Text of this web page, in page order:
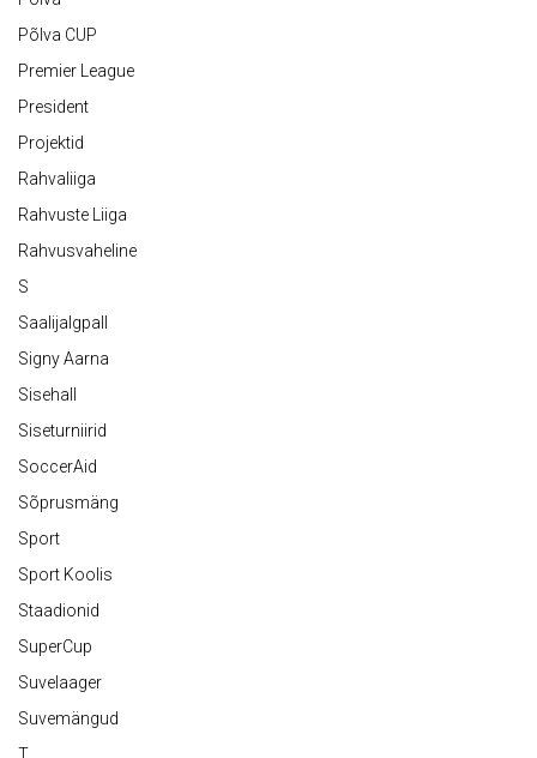
Põlva CUP
Premier League
President
Projektid
Rahvaliiga
Rahvuste Liiga
Rahvusvaheline
S
Saalijalgpall
Signy Aarna
Sisehall
Siseturniirid
SoccerAid
Sõprusmäng
Sport
Sport Koolis
Staadionid
SuperCup
Suvelaager
Suvemängud
T